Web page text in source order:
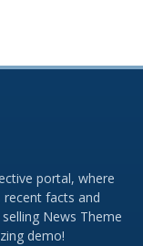
portal, where
facts and
News Theme
demo!